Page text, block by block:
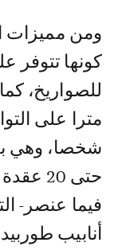
ومن مميزات
شخصا، وهي
فيما عنصر-